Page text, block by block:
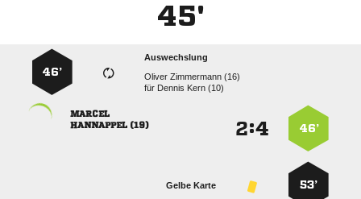
45'
Auswechslung
  
für   
46’
46’
:

 
53’
Gelbe Karte